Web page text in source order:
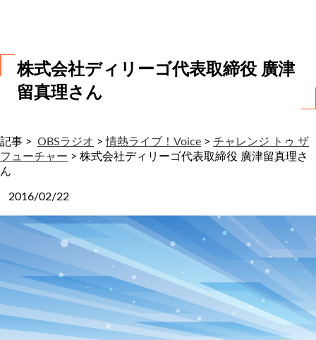
株式会社ディリーゴ代表取締役 廣津
留真理さん
記事 > OBSラジオ >情熱ライブ！Voice > チャレンジ トゥ ザ
フューチャー > 株式会社ディリーゴ代表取締役 廣津留真理さ
ん
2016/02/22